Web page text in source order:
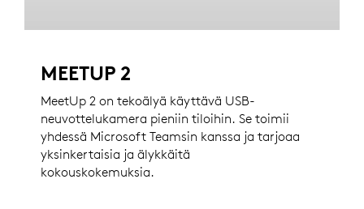
MEETUP 2
MeetUp 2 on tekoälyä käyttävä USB-
neuvottelukamera pieniin tiloihin. Se toimii
yhdessä Microsoft Teamsin kanssa ja tarjoaa
yksinkertaisia ja älykkäitä
kokouskokemuksia.